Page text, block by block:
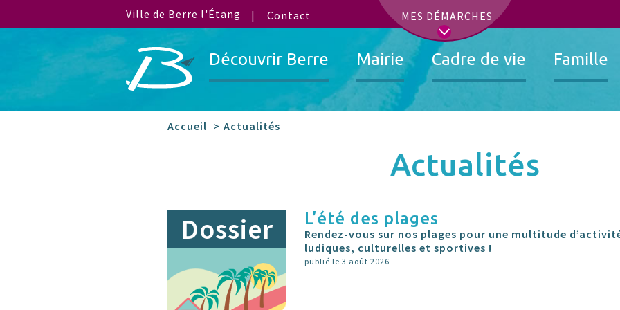
Ville de Berre l'Étang MES DÉMARCHES
Contact
Découvrir Berre Mairie Cadre de vie Famille
Accueil Actualités
Actualités
Dossier L’été des plages
Rendez-vous sur nos plages pour une multitude
ludiques, culturelles et sportives !
publié le 3 août 2026